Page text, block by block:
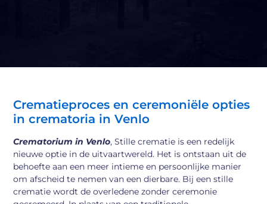
Crematieproces en ceremoniële opties
in crematoria in Venlo
Crematorium in Venlo, Stille crematie is een redelijk
nieuwe optie in de uitvaartwereld. Het is ontstaan uit de
behoefte aan een meer intieme en persoonlijke manier
om afscheid te nemen van een dierbare. Bij een stille
crematie wordt de overledene zonder ceremonie